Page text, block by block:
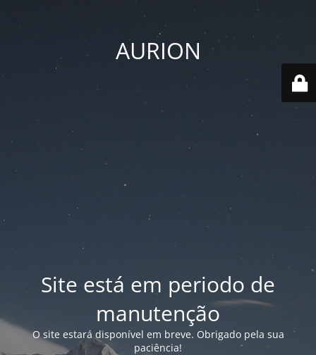
AURION
Site está em periodo de
manutenção
O site estará disponível em breve. Obrigado pela sua
paciência!